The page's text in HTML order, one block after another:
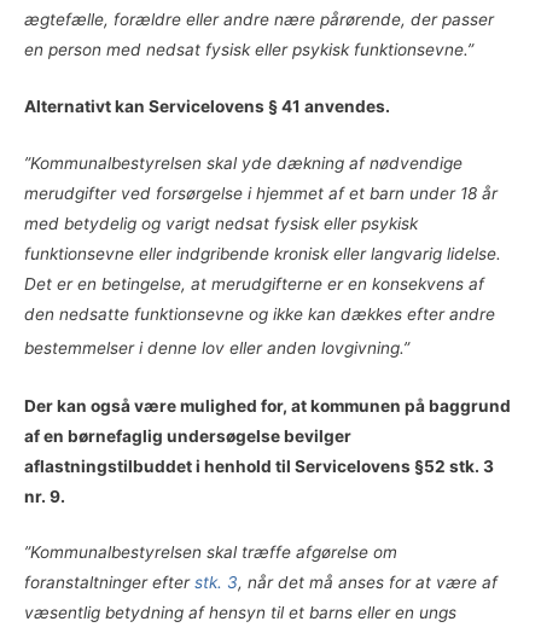
ægtefælle, forældre eller andre nære pårørende, der passer
en person med nedsat fysisk eller psykisk funktionsevne.”
Alternativt kan Servicelovens § 41 anvendes.
”Kommunalbestyrelsen skal yde dækning af nødvendige
merudgifter ved forsørgelse i hjemmet af et barn under 18 år
med betydelig og varigt nedsat fysisk eller psykisk
funktionsevne eller indgribende kronisk eller langvarig lidelse.
Det er en betingelse, at merudgifterne er en konsekvens af
den nedsatte funktionsevne og ikke kan dækkes efter andre
bestemmelser i denne lov eller anden lovgivning.”
Der kan også være mulighed for, at kommunen på baggrund
af en børnefaglig undersøgelse bevilger
aflastningstilbuddet i henhold til Servicelovens §52 stk. 3
nr. 9.
”Kommunalbestyrelsen skal træffe afgørelse om
foranstaltninger efterstk. 3, når det må anses for at være af
væsentlig betydning af hensyn til et barns eller en ungs